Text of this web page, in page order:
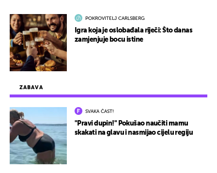
ZABAVA
SVAKA ČAST!
"Pravi dupin!" Pokušao naučiti mamu
skakati na glavu i nasmijao cijelu regiju
POKROVITELJ CARLSBERG
Igra koja je oslobađala riječi: Što danas
zamjenjuje bocu istine